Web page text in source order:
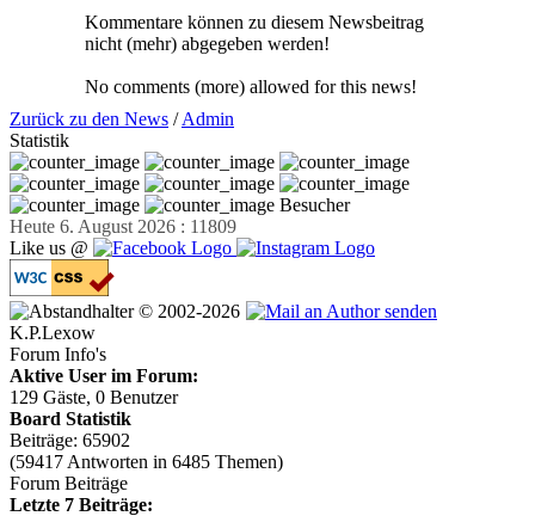
Kommentare können zu diesem Newsbeitrag
nicht (mehr) abgegeben werden!
No comments (more) allowed for this news!
Zurück zu den News /Admin
Statistik
Besucher
Heute 6. August 2026 : 11809
Like us @
© 2002-2026
K.P.Lexow
Forum Info's
Aktive User im Forum:
129 Gäste, 0 Benutzer
Board Statistik
Beiträge: 65902
(59417 Antworten in 6485 Themen)
Forum Beiträge
Letzte 7 Beiträge: